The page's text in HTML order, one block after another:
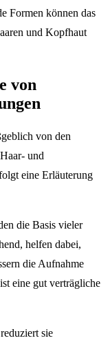
Formen können das
und Kopfhaut
von
von den
und
eine Erläuterung
die Basis vieler
helfen dabei,
die Aufnahme
eine gut verträgliche
sie